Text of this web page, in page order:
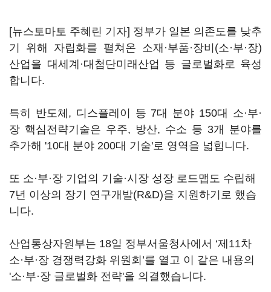
[뉴스토마토 주혜린 기자] 정부가 일본 의존도를 낮추
기 위해 자립화를 펼쳐온 소재·부품·장비(소·부·장)
산업을 대세계·대첨단미래산업 등 글로벌화로 육성
합니다.
특히 반도체, 디스플레이 등 7대 분야 150대 소·부·
장 핵심전략기술은 우주, 방산, 수소 등 3개 분야를
추가해 '10대 분야 200대 기술'로 영역을 넓힙니다.
또 소·부·장 기업의 기술·시장 성장 로드맵도 수립해
7년 이상의 장기 연구개발(R&D)을 지원하기로 했습
니다.
산업통상자원부는 18일 정부서울청사에서 ‘제11차
소·부·장 경쟁력강화 위원회’를 열고 이 같은 내용의
'소·부·장 글로벌화 전략'을 의결했습니다.